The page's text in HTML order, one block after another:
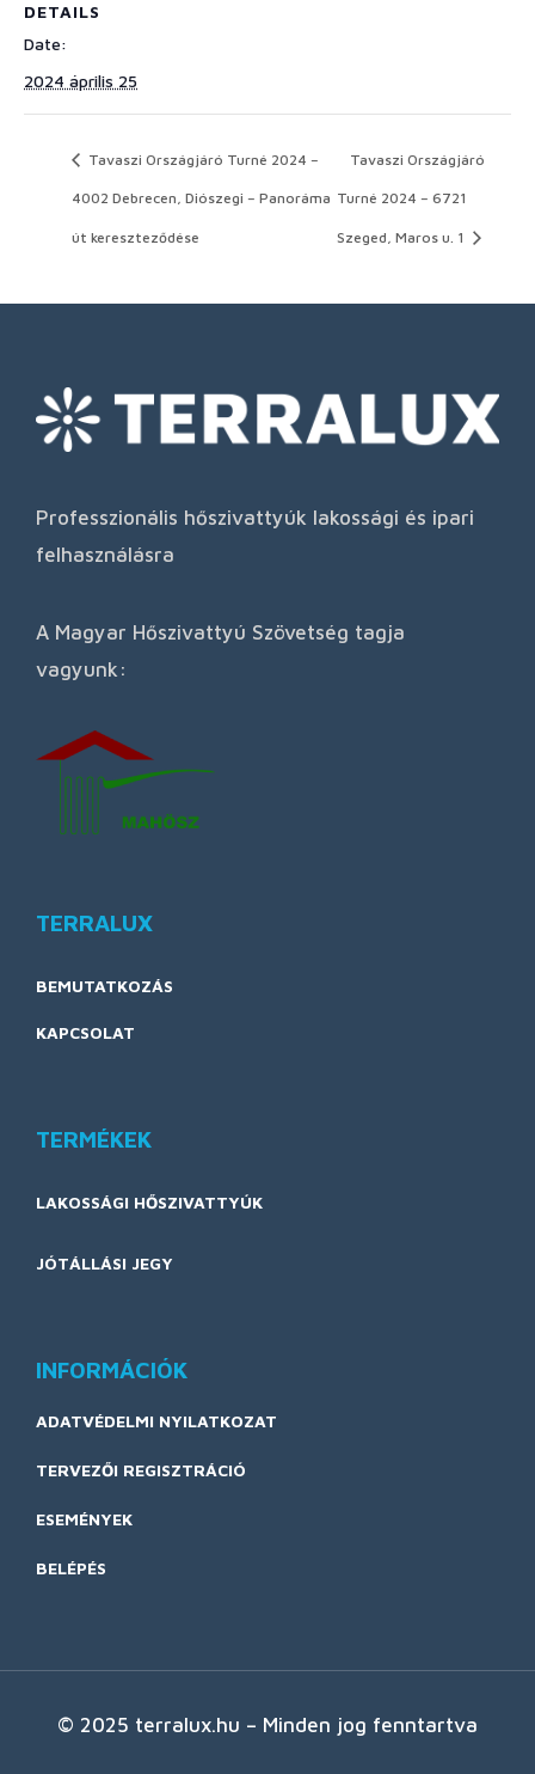
DETAILS
Date:
2024 április 25
Tavaszi Országjáró Turné 2024 –
4002 Debrecen, Diószegi – Panoráma
út kereszteződése
Tavaszi Országjáró
Turné 2024 – 6721
Szeged, Maros u. 1
Professzionális hőszivattyúk lakossági és ipari
felhasználásra
A Magyar Hőszivattyú Szövetség tagja
vagyunk:
TERRALUX
BEMUTATKOZÁS
KAPCSOLAT
TERMÉKEK
LAKOSSÁGI HŐSZIVATTYÚK
JÓTÁLLÁSI JEGY
INFORMÁCIÓK
ADATVÉDELMI NYILATKOZAT
TERVEZŐI REGISZTRÁCIÓ
ESEMÉNYEK
BELÉPÉS
© 2025 terralux.hu – Minden jog fenntartva